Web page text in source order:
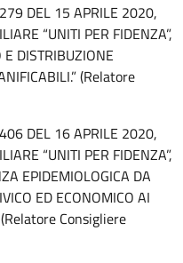
DEL 15 APRILE 2020,
“UNITI PER FIDENZA”,
E DISTRIBUZIONE
(Relatore
DEL 16 APRILE 2020,
“UNITI PER FIDENZA”,
EPIDEMIOLOGICA DA
ED ECONOMICO AI
(Relatore Consigliere